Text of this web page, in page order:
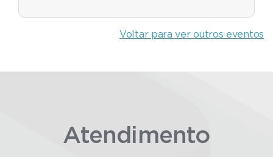
Voltar para ver outros eventos
Atendimento